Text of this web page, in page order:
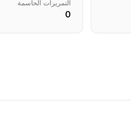
التمريرات الحاسمة
0